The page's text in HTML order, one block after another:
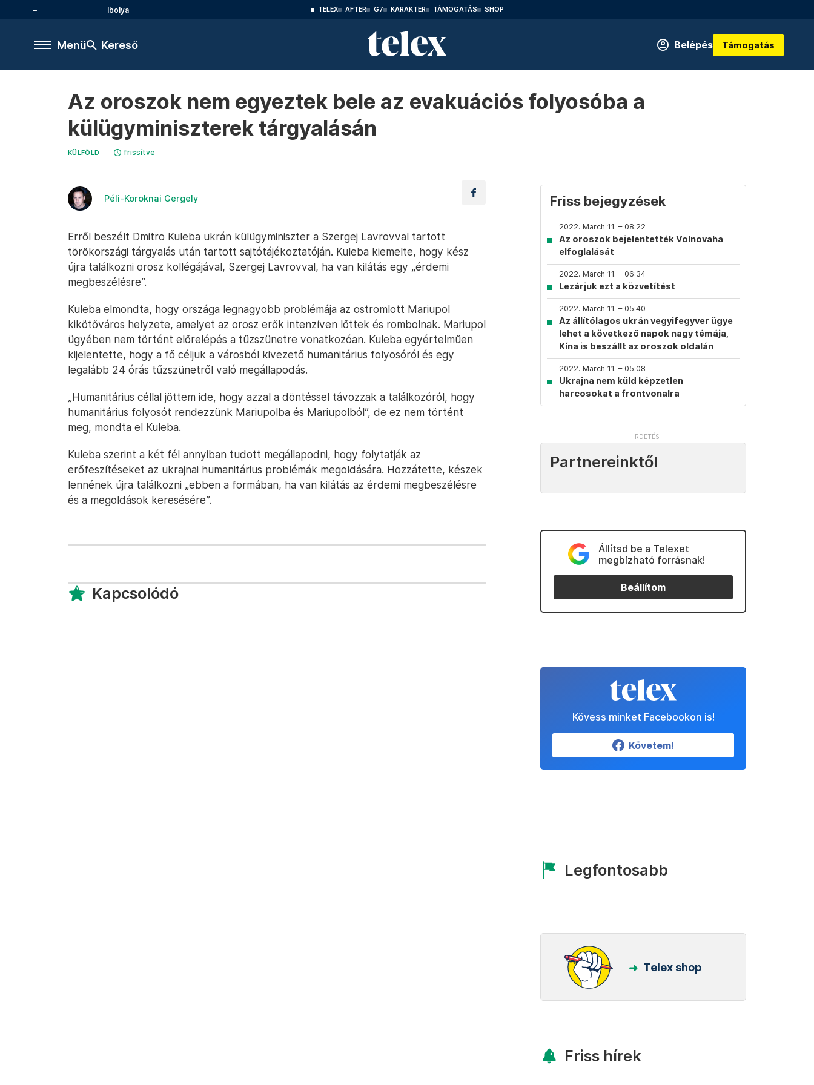
Ibolya TELEX AFTER G7 KARAKTER TÁMOGATÁS SHOP
Menü Kereső Belépés Támogatás
Az oroszok nem egyeztek bele az evakuációs folyosóba a
külügyminiszterek tárgyalásán
KÜLFÖLD frissítve
Péli-Koroknai Gergely
Erről beszélt Dmitro Kuleba ukrán külügyminiszter a Szergej Lavrovval tartott
törökországi tárgyalás után tartott sajtótájékoztatóján. Kuleba kiemelte, hogy kész
újra találkozni orosz kollégájával, Szergej Lavrovval, ha van kilátás egy „érdemi
megbeszélésre”.
Kuleba elmondta, hogy országa legnagyobb problémája az ostromlott Mariupol
kikötőváros helyzete, amelyet az orosz erők intenzíven lőttek és rombolnak. Mariupol
ügyében nem történt előrelépés a tűzszünetre vonatkozóan. Kuleba egyértelműen
kijelentette, hogy a fő céljuk a városból kivezető humanitárius folyosóról és egy
legalább 24 órás tűzszünetről való megállapodás.
„Humanitárius céllal jöttem ide, hogy azzal a döntéssel távozzak a találkozóról, hogy
humanitárius folyosót rendezzünk Mariupolba és Mariupolból”, de ez nem történt
meg, mondta el Kuleba.
Kuleba szerint a két fél annyiban tudott megállapodni, hogy folytatják az
erőfeszítéseket az ukrajnai humanitárius problémák megoldására. Hozzátette, készek
lennének újra találkozni „ebben a formában, ha van kilátás az érdemi megbeszélésre
és a megoldások keresésére”.
Kapcsolódó
Friss bejegyzések
2022. March 11. – 08:22
Az oroszok bejelentették Volnovaha
elfoglalását
2022. March 11. – 06:34
Lezárjuk ezt a közvetítést
2022. March 11. – 05:40
Az állítólagos ukrán vegyifegyver ügye
lehet a következő napok nagy témája,
Kína is beszállt az oroszok oldalán
2022. March 11. – 05:08
Ukrajna nem küld képzetlen
harcosokat a frontvonalra
Partnereinktől
Állítsd be a Telexet
megbízható forrásnak!
Beállítom
Kövess minket Facebookon is!
Követem!
Legfontosabb
Telex shop
Friss hírek